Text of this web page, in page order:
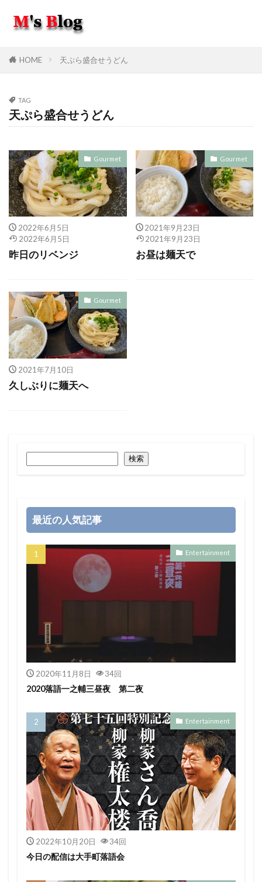
HOME 天ぷら盛合せうどん
TAG
天ぷら盛合せうどん
Gourmet
2022年6月5日
2022年6月5日
昨日のリベンジ
Gourmet
2021年9月23日
2021年9月23日
お昼は麺天で
Gourmet
2021年7月10日
久しぶりに麺天へ
検索
最近の人気記事
Entertainment
2020年11月8日 34回
2020落語一之輔三昼夜 第二夜
Entertainment
2022年10月20日 34回
今日の配信は大手町落語会